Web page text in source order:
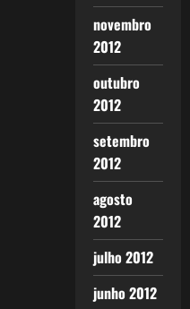
novembro
2012
outubro
2012
setembro
2012
agosto
2012
julho 2012
junho 2012